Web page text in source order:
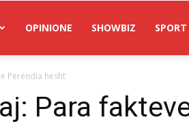
OPINIONE SHOWBIZ SPORT
Perëndia hesht
Para